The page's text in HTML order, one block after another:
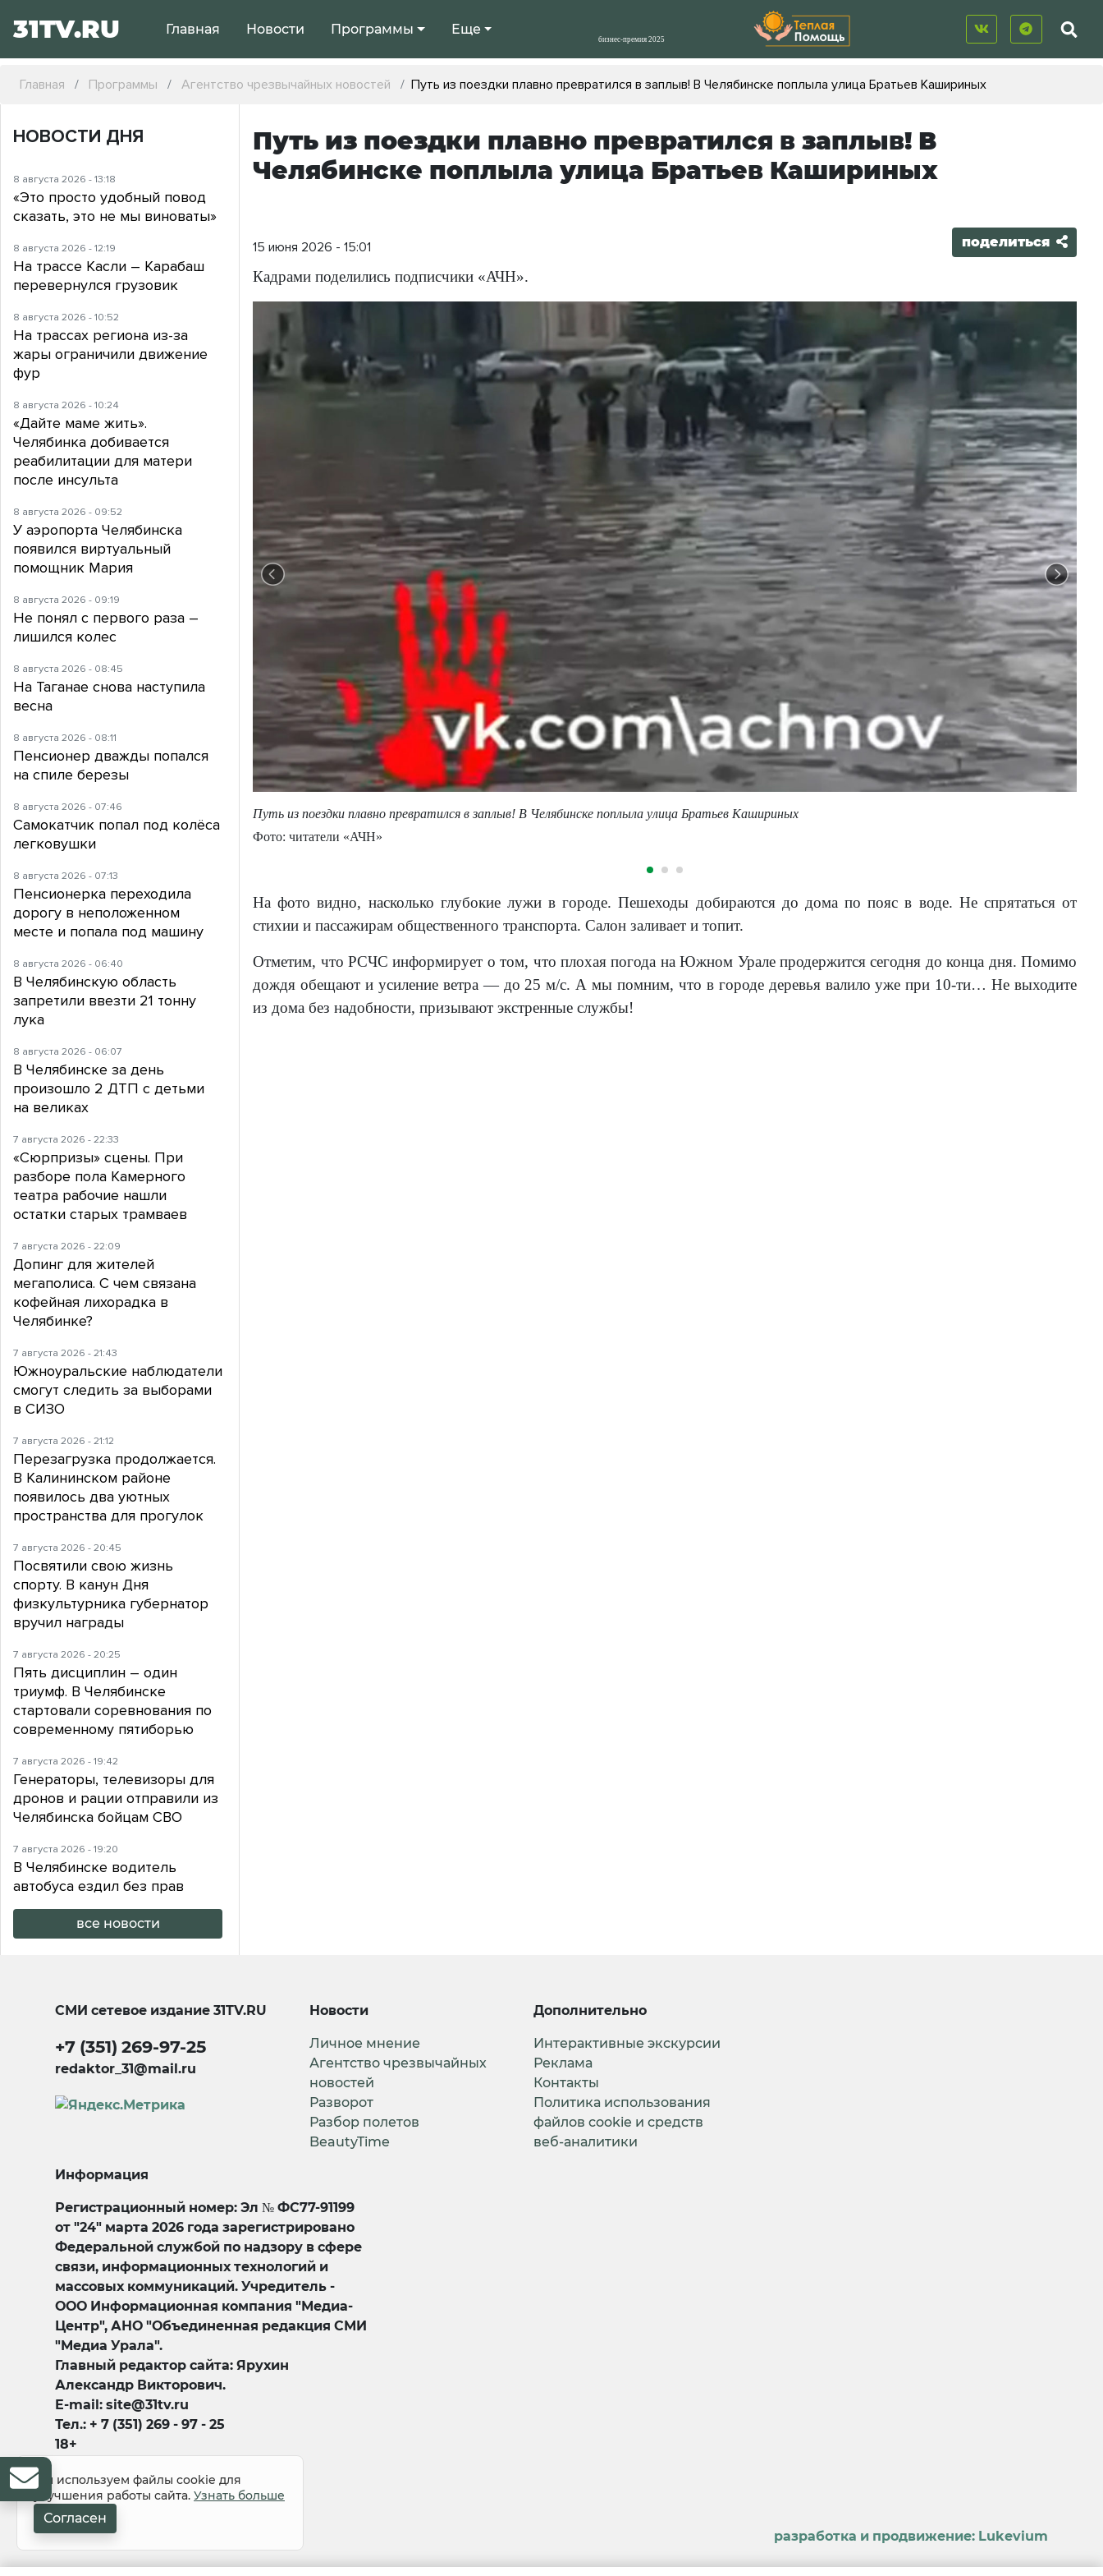
31TV.RU Главная Новости Программы Еще
Главная Программы Агентство чрезвычайных новостей Путь из поездки плавно превратился в заплыв! В Челябинске поплыла улица Братьев Кашириных
Путь из поездки плавно превратился в заплыв! В
Челябинске поплыла улица Братьев Кашириных
15 июня 2026 - 15:01 поделиться
Кадрами поделились подписчики «АЧН».
Путь из поездки плавно превратился в заплыв! В Челябинске поплыла улица Братьев Кашириных
Фото: читатели «АЧН»
На фото видно, насколько глубокие лужи в городе. Пешеходы добираются до дома по пояс в воде. Не спрятаться от
стихии и пассажирам общественного транспорта. Салон заливает и топит.
Отметим, что РСЧС информирует о том, что плохая погода на Южном Урале продержится сегодня до конца дня. Помимо
дождя обещают и усиление ветра — до 25 м/c. А мы помним, что в городе деревья валило уже при 10-ти… Не выходите
из дома без надобности, призывают экстренные службы!
НОВОСТИ ДНЯ
8 августа 2026 - 13:18
«Это просто удобный повод
сказать, это не мы виноваты»
8 августа 2026 - 12:19
На трассе Касли – Карабаш
перевернулся грузовик
8 августа 2026 - 10:52
На трассах региона из-за
жары ограничили движение
фур
8 августа 2026 - 10:24
«Дайте маме жить».
Челябинка добивается
реабилитации для матери
после инсульта
8 августа 2026 - 09:52
У аэропорта Челябинска
появился виртуальный
помощник Мария
8 августа 2026 - 09:19
Не понял с первого раза –
лишился колес
8 августа 2026 - 08:45
На Таганае снова наступила
весна
8 августа 2026 - 08:11
Пенсионер дважды попался
на спиле березы
8 августа 2026 - 07:46
Самокатчик попал под колёса
легковушки
8 августа 2026 - 07:13
Пенсионерка переходила
дорогу в неположенном
месте и попала под машину
8 августа 2026 - 06:40
В Челябинскую область
запретили ввезти 21 тонну
лука
8 августа 2026 - 06:07
В Челябинске за день
произошло 2 ДТП с детьми
на великах
7 августа 2026 - 22:33
«Сюрпризы» сцены. При
разборе пола Камерного
театра рабочие нашли
остатки старых трамваев
7 августа 2026 - 22:09
Допинг для жителей
мегаполиса. С чем связана
кофейная лихорадка в
Челябинке?
7 августа 2026 - 21:43
Южноуральские наблюдатели
смогут следить за выборами
в СИЗО
7 августа 2026 - 21:12
Перезагрузка продолжается.
В Калининском районе
появилось два уютных
пространства для прогулок
7 августа 2026 - 20:45
Посвятили свою жизнь
спорту. В канун Дня
физкультурника губернатор
вручил награды
7 августа 2026 - 20:25
Пять дисциплин – один
триумф. В Челябинске
стартовали соревнования по
современному пятиборью
7 августа 2026 - 19:42
Генераторы, телевизоры для
дронов и рации отправили из
Челябинска бойцам СВО
7 августа 2026 - 19:20
В Челябинске водитель
автобуса ездил без прав
все новости
СМИ сетевое издание31TV.RU
+7 (351) 269-97-25
redaktor_31@mail.ru
Новости
Личное мнение
Агентство чрезвычайных
новостей
Разворот
Разбор полетов
BeautyTime
Дополнительно
Интерактивные экскурсии
Реклама
Контакты
Политика использования
файлов cookie и средств
веб-аналитики
Информация
Регистрационный номер: Эл № ФС77-91199
от "24" марта 2026 года зарегистрировано
Федеральной службой по надзору в сфере
связи, информационных технологий и
массовых коммуникаций. Учредитель -
ООО Информационная компания "Медиа-
Центр", АНО "Объединенная редакция СМИ
"Медиа Урала".
Главный редактор сайта: Ярухин
Александр Викторович.
E-mail: site@31tv.ru
Тел.: + 7 (351) 269 - 97 - 25
18+
© 2008-2026 Все права защищены разработка и продвижение: Lukevium
Мы используем файлы cookie для
улучшения работы сайта. Узнать больше
Согласен